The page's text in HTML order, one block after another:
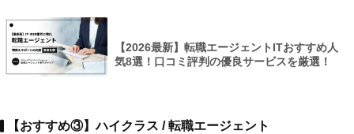
【2026最新】転職エージェントITおすすめ人
気8選！口コミ評判の優良サービスを厳選！
【おすすめ③】ハイクラス / 転職エージェント